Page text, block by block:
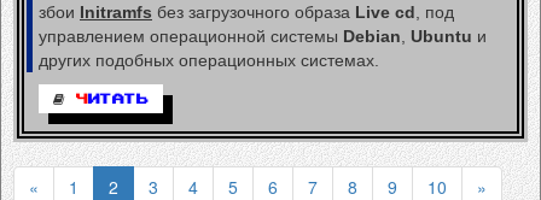
збои Initramfs без загрузочного образа Live cd , под
управлением операционной системы Debian Ubuntu и
других подобных операционных системах.
Ч ИТАТЬ
« 1 2 3 4 5 6 7 8 9 10 »